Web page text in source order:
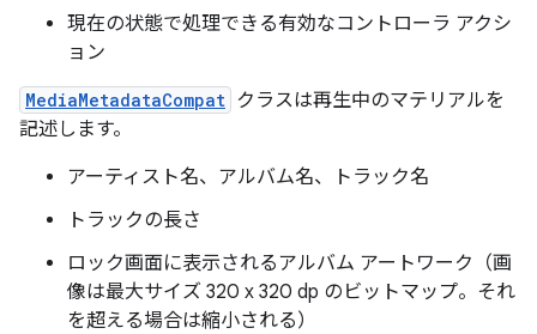
現在の状態で処理できる有効なコントローラ アクシ
ョン
MediaMetadataCompat クラスは再生中のマテリアルを
記述します。
アーティスト名、アルバム名、トラック名
トラックの長さ
ロック画面に表示されるアルバム アートワーク（画
像は最大サイズ 320 x 320 dp のビットマップ。それ
を超える場合は縮小される）